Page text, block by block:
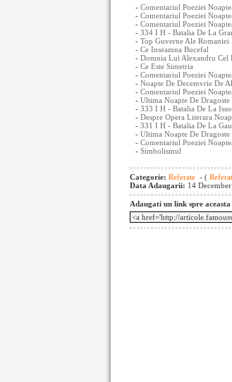
- Comentariul Poeziei
- Comentariul Poeziei
- Comentariul Poeziei
- 334 I H - Batalia De La
- Top Guverne Ale Romaniei
- Ce Inseamna Bucefal
- Domnia Lui Alexandru Cel
- Ce Este Simetria
- Comentariul Poeziei
- Noapte De Decemvrie De
- Comentariul Poeziei
- Ultima Noapte De
- 333 I H - Batalia De La
- Despre Opera Literara
- 331 I H - Batalia De La
- Ultima Noapte De
- Comentariul Poeziei
- Simbolismul
Categorie: Referate - (
Data Adaugarii: 14
Adaugati un link spre